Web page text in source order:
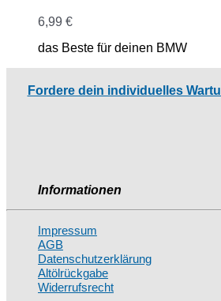
6,99 €
das Beste für deinen BMW
Fordere dein individuelles
Informationen
Impressum
AGB
Datenschutzerklärung
Altölrückgabe
Widerrufsrecht